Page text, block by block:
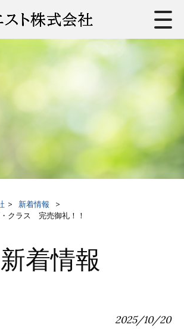
> 新着情報
>
クラス 完売御礼！！
新着情報
2025/10/20